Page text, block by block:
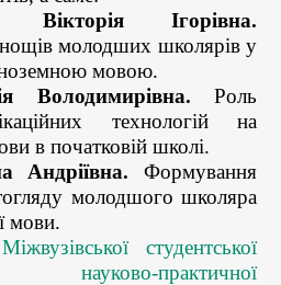
Ігорівна.
молодших школярів у
мовою.
Володимирівна. Роль
технологій на
в початковій школі.
Андріївна. Формування
молодшого школяра
мови.
студентської
практичної